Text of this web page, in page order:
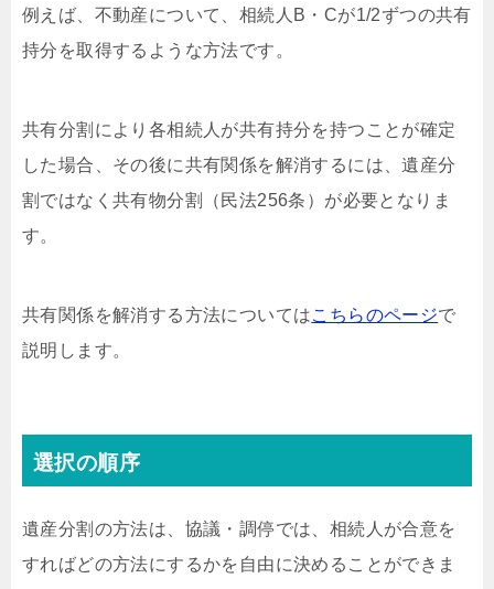
例えば、不動産について、相続人B・Cが1/2ずつの共有
持分を取得するような方法です。
共有分割により各相続人が共有持分を持つことが確定
した場合、その後に共有関係を解消するには、遺産分
割ではなく共有物分割（民法256条）が必要となりま
す。
共有関係を解消する方法についてはこちらのページで
説明します。
選択の順序
遺産分割の方法は、協議・調停では、相続人が合意を
すればどの方法にするかを自由に決めることができま